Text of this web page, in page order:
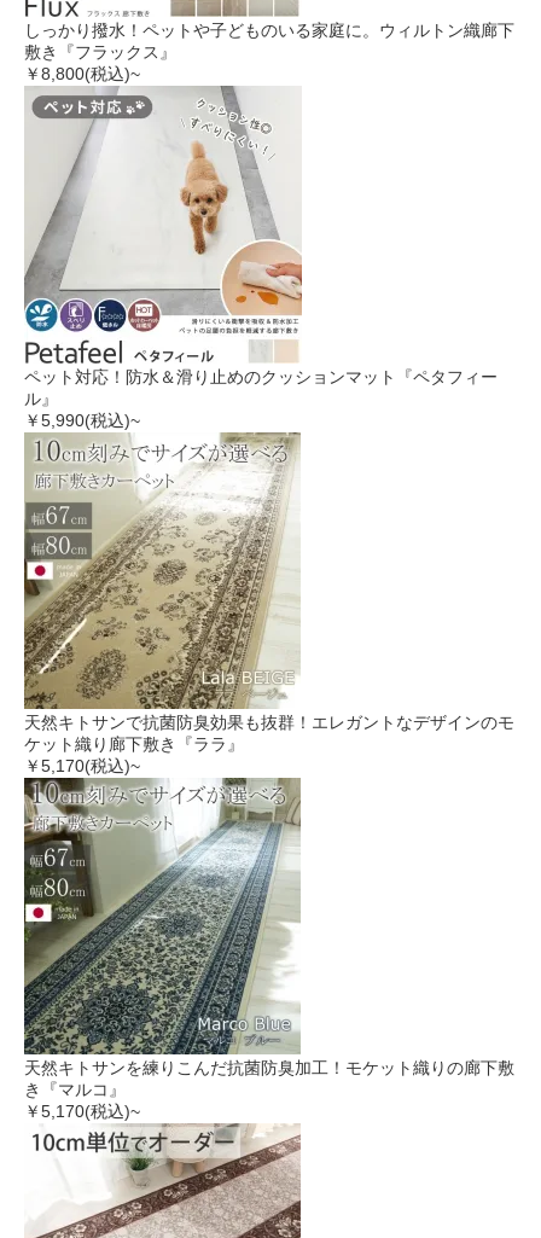
しっかり撥水！ペットや子どものいる家庭に。ウィルトン織廊下
敷き『フラックス』
￥8,800(税込)~
ペット対応！防水＆滑り止めのクッションマット『ペタフィー
ル』
￥5,990(税込)~
天然キトサンで抗菌防臭効果も抜群！エレガントなデザインのモ
ケット織り廊下敷き『ララ』
￥5,170(税込)~
天然キトサンを練りこんだ抗菌防臭加工！モケット織りの廊下敷
き『マルコ』
￥5,170(税込)~